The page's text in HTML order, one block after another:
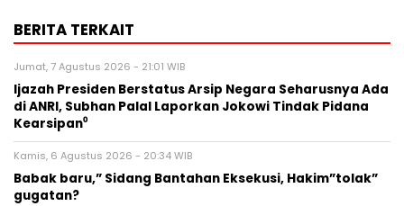
BERITA TERKAIT
Jumat, 7 Agustus 2026 - 21:01 WIB
Ijazah Presiden Berstatus Arsip Negara Seharusnya Ada
di ANRI, Subhan Palal Laporkan Jokowi Tindak Pidana
Kearsipan⁰
Kamis, 6 Agustus 2026 - 20:34 WIB
Babak baru,” Sidang Bantahan Eksekusi, Hakim”tolak”
gugatan?